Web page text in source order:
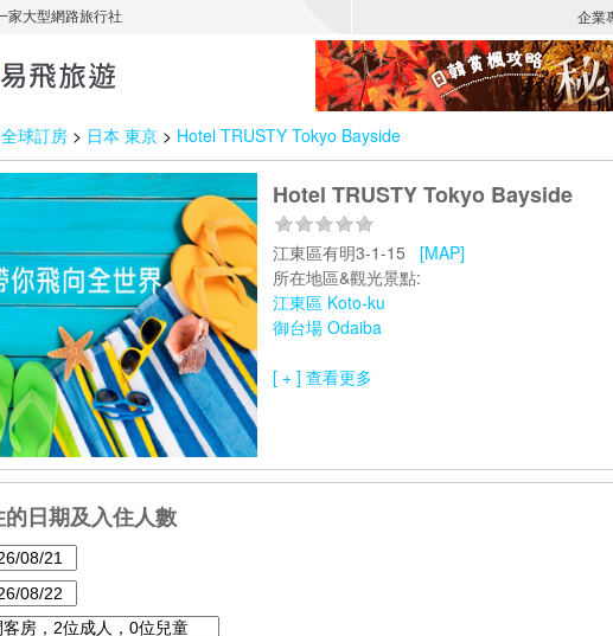
全球訂房 > 日本 東京 > Hotel TRUSTY Tokyo Bayside
Hotel TRUSTY Tokyo Bayside
江東區有明3-1-15 [MAP]
所在地區&觀光景點:
江東區 Koto-ku
御台場 Odaiba
[ + ] 查看更多
日期及入住人數